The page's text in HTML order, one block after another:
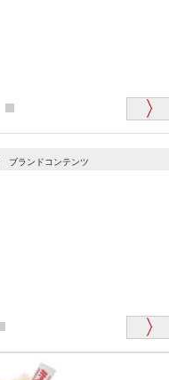
グーグー」と鳴く
みてください。
りますので、ぜひ
ったことです」
男性）
店でしたので」
ブランドコンテンツ